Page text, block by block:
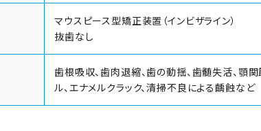
マウスピース型矯正装置（インビザライン）
抜歯なし
歯根吸収、歯肉退縮、歯の動揺、歯髄失活、顎
ル、エナメルクラック、清掃不良による齲蝕など